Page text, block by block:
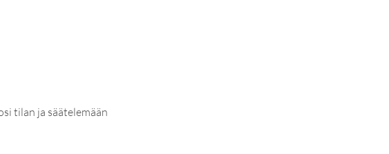
tilan ja säätelemään